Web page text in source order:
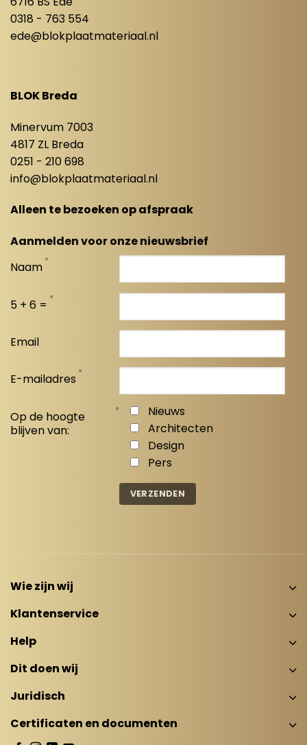
0318 - 763 554
ede@blokplaatmateriaal.nl
BLOK Breda
Minervum 7003
4817 ZL Breda
0251 - 210 698
info@blokplaatmateriaal.nl
Alleen te bezoeken op afspraak
Aanmelden voor onze nieuwsbrief
Naam *
5 + 6 = *
Email
E-mailadres *
Op de hoogte
blijven van:
*
Nieuws
Architecten
Design
Pers
Wie zijn wij
Klantenservice
Help
Dit doen wij
Juridisch
Certificaten en documenten